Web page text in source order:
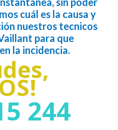
cuál es la causa y
nuestros tecnicos
para que
la incidencia.
244